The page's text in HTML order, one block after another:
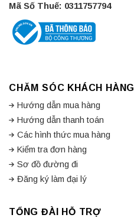
Mã Số Thuế: 0311757794
CHĂM SÓC KHÁCH HÀNG
Hướng dẫn mua hàng
Hướng dẫn thanh toán
Các hình thức mua hàng
Kiểm tra đơn hàng
Sơ đồ đường đi
Đăng ký làm đại lý
TỔNG ĐÀI HỖ TRỢ